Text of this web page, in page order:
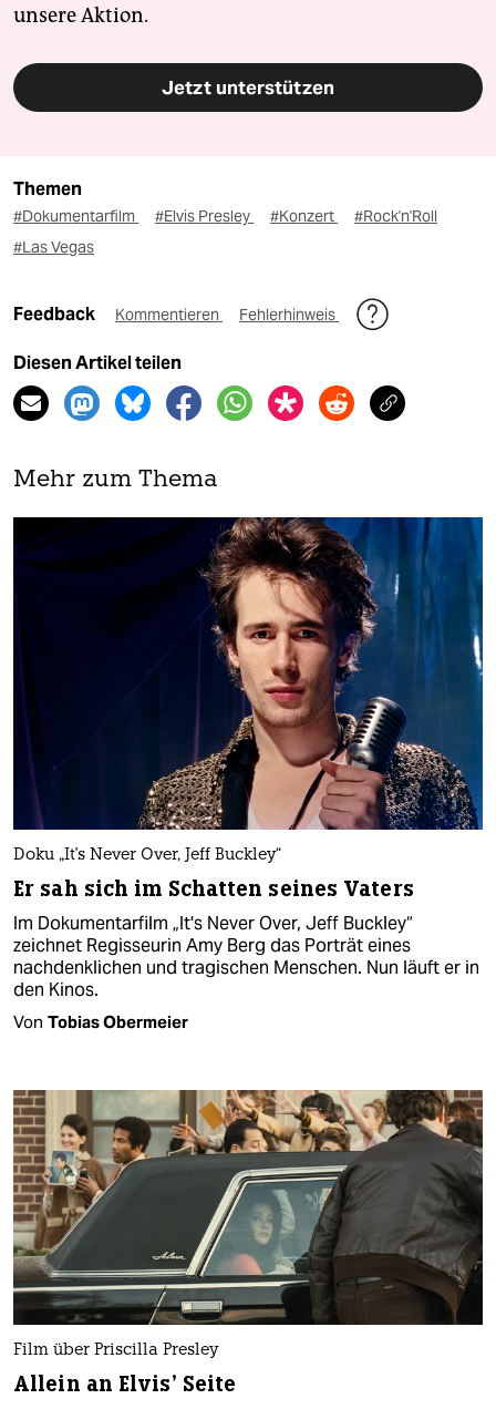
unsere Aktion.
Jetzt unterstützen
Themen
#Dokumentarfilm #Elvis Presley #Konzert
#Rock'n'Roll
#Las Vegas
Feedback Kommentieren Fehlerhinweis
Diesen Artikel teilen
Mehr zum Thema
Doku „It's Never Over, Jeff Buckley“
Er sah sich im Schatten seines Vaters
Im Dokumentarfilm „It's Never Over, Jeff Buckley“
zeichnet Regisseurin Amy Berg das Porträt eines
nachdenklichen und tragischen Menschen. Nun läuft er in
den Kinos.
Von Tobias Obermeier
Film über Priscilla Presley
Allein an Elvis’ Seite